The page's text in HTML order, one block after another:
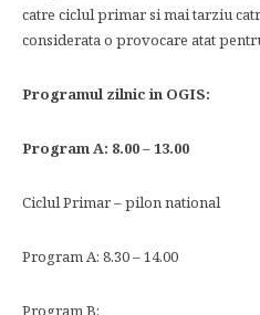
catre ciclul primar si mai tarziu
considerata o provocare atat
Programul zilnic in OGIS:
Program A: 8.00 – 13.00
Ciclul Primar – pilon national
Program A: 8.30 – 14.00
Program B: